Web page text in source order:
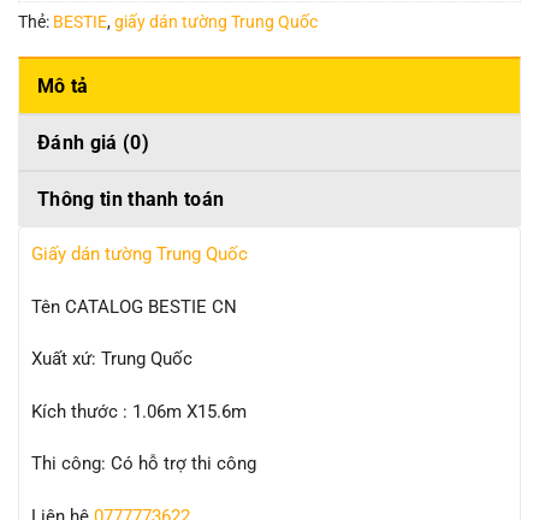
Thẻ: BESTIE,giấy dán tường Trung Quốc
Mô tả
Đánh giá (0)
Thông tin thanh toán
Giấy dán tường Trung Quốc
Tên CATALOG BESTIE CN
Xuất xứ: Trung Quốc
Kích thước : 1.06m X15.6m
Thi công: Có hỗ trợ thi công